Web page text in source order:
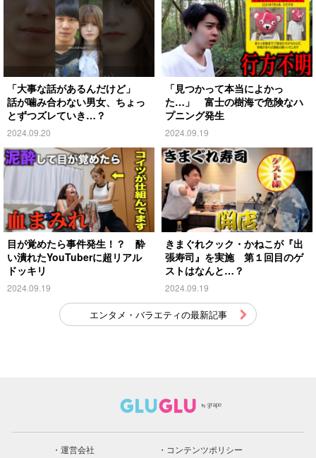
「大事な話があるんだけど」
話が噛み合わない男女、ちょっ
とずつズレていき…？
2024.09.20
「見つかって本当によかっ
た…」 富士の樹海で危険なハ
プニング発生
2024.09.19
目が覚めたら事件発生！？ 酔
い潰れたYouTuberに超リアル
ドッキリ
2024.09.19
きまぐれクック・かねこが『出
張寿司』を実施 第１回目のゲ
ストはなんと…？
2024.09.19
エンタメ・バラエティの最新記事
運営会社 コンテンツポリシー